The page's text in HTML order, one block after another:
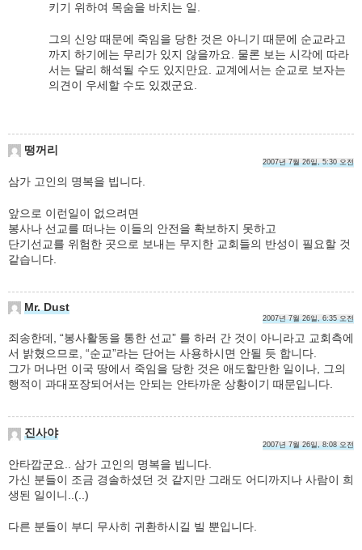
키기 위하여 목숨을 바치는 일.
그의 신앙 때문에 죽임을 당한 것은 아니기 때문에 순교라고
까지 하기에는 무리가 있지 않을까요. 물론 보는 시각에 따라
서는 달리 해석될 수도 있지만요. 교계에서는 순교로 보자는
의견이 우세할 수도 있겠군요.
떵꺼리
2007년 7월 26일, 5:30 오전
삼가 고인의 명복을 빕니다.
앞으로 이런일이 없으려면
봉사나 선교를 떠나는 이들의 안전을 확보하지 못하고
단기선교를 위험한 곳으로 보내는 무지한 교회들의 반성이 필요할 것
같습니다.
Mr. Dust
2007년 7월 26일, 6:35 오전
죄송한데, “봉사활동을 통한 선교” 를 하러 간 것이 아니라고 교회측에
서 밝혔으므로, “순교”라는 단어는 사용하시면 안될 듯 합니다.
그가 머나먼 이국 땅에서 죽임을 당한 것은 애도할만한 일이나, 그의
행적이 과대포장되어서는 안되는 안타까운 상황이기 때문입니다.
진사야
2007년 7월 26일, 8:08 오전
안타깝군요.. 삼가 고인의 명복을 빕니다.
가신 분들이 조금 경솔하셨던 것 같지만 그래도 어디까지나 사람이 희
생된 일이니..(..)
다른 분들이 부디 무사히 귀환하시길 빌 뿐입니다.